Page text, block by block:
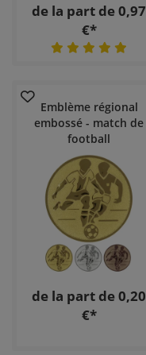
de la part de 0,97
€*
Emblème régional
embossé - match de
football
de la part de 0,20
€*